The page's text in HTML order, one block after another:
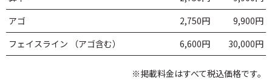
アゴ
2,750円
9,900円
フェイスライン
（アゴ含む） 6,600円 30,000円
※掲載料金はすべて税込価格です。